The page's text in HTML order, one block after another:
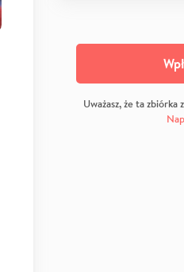
Uważasz, że ta zbiórka